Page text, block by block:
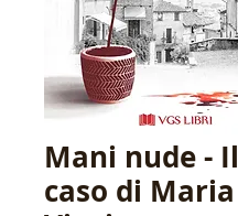
Mani nude - Il
caso di Maria